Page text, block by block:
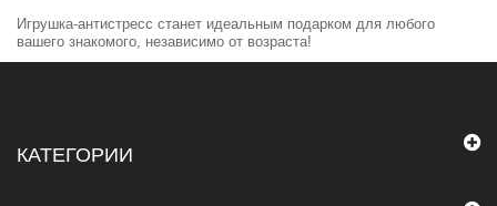
Игрушка-антистресс станет идеальным подарком для любого
вашего знакомого, независимо от возраста!
КАТЕГОРИИ